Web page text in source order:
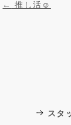
投稿ナビゲーシ
← 推し活☺
スタ